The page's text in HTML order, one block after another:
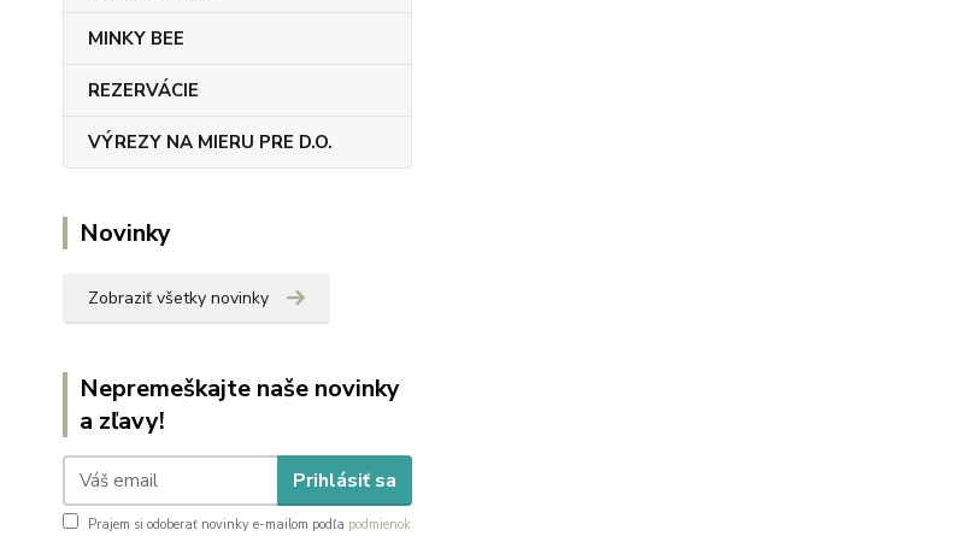
MINKY BEE
REZERVÁCIE
VÝREZY NA MIERU PRE D.O.
Novinky
Zobraziť všetky novinky
Nepremeškajte naše novinky
a zľavy!
Prihlásiť sa
Prajem si odoberať novinky e-mailom podľa podmienok